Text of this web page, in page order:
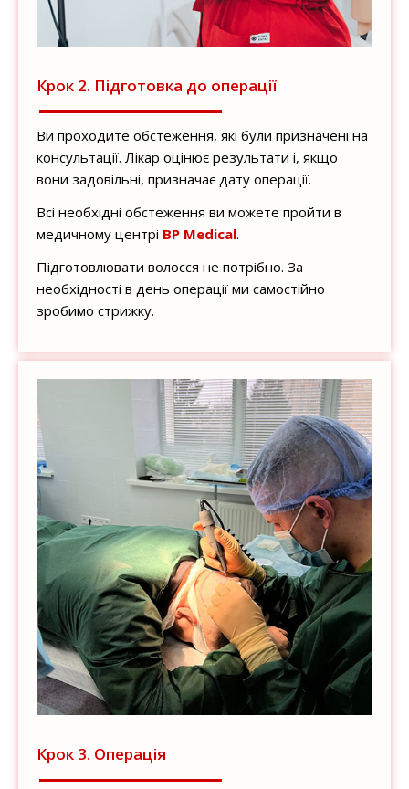
Крок 2. Підготовка до операції
Ви проходите обстеження, які були призначені на
консультації. Лікар оцінює результати і, якщо
вони задовільні, призначає дату операції.
Всі необхідні обстеження ви можете пройти в
медичному центрі BP Medical.
Підготовлювати волосся не потрібно. За
необхідності в день операції ми самостійно
зробимо стрижку.
Крок 3. Операція